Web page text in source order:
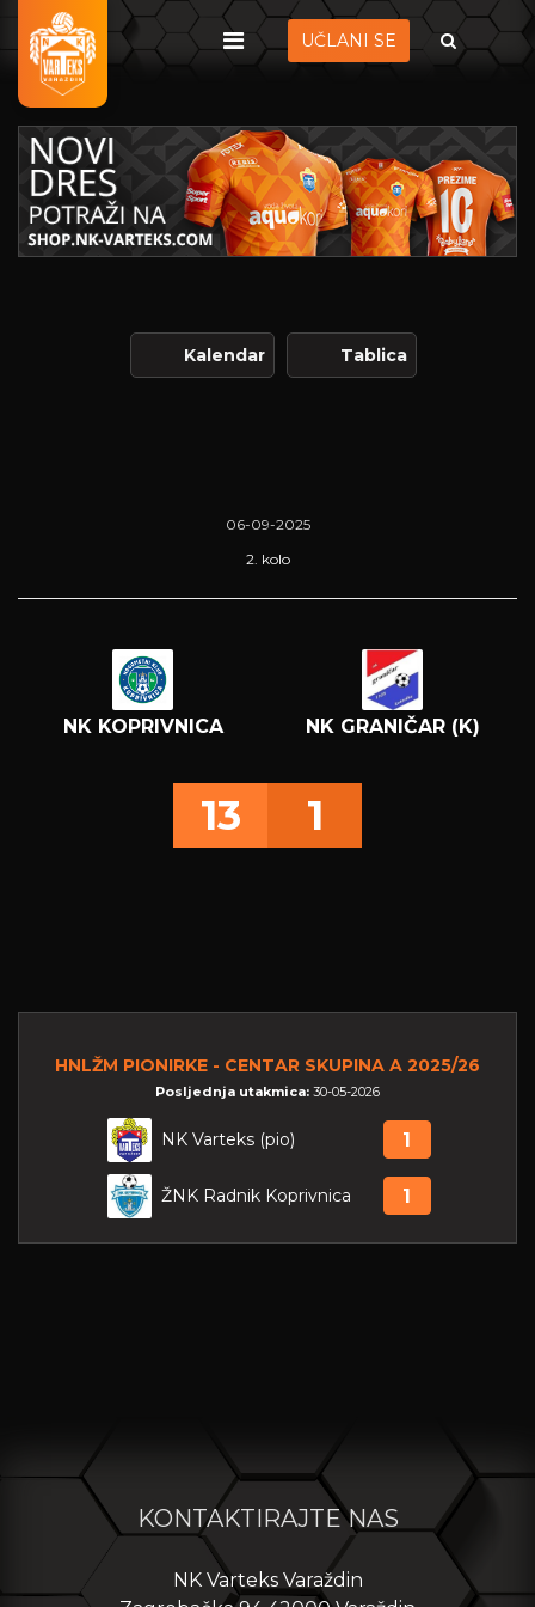
UČLANI SE
Kalendar Tablica
06-09-2025
2. kolo
NK KOPRIVNICA NK GRANIČAR (K)
13 1
HNLŽM PIONIRKE - CENTAR SKUPINA A 2025/26
Posljednja utakmica: 30-05-2026
NK Varteks (pio) 1
ŽNK Radnik Koprivnica 1
KONTAKTIRAJTE NAS
NK Varteks Varaždin